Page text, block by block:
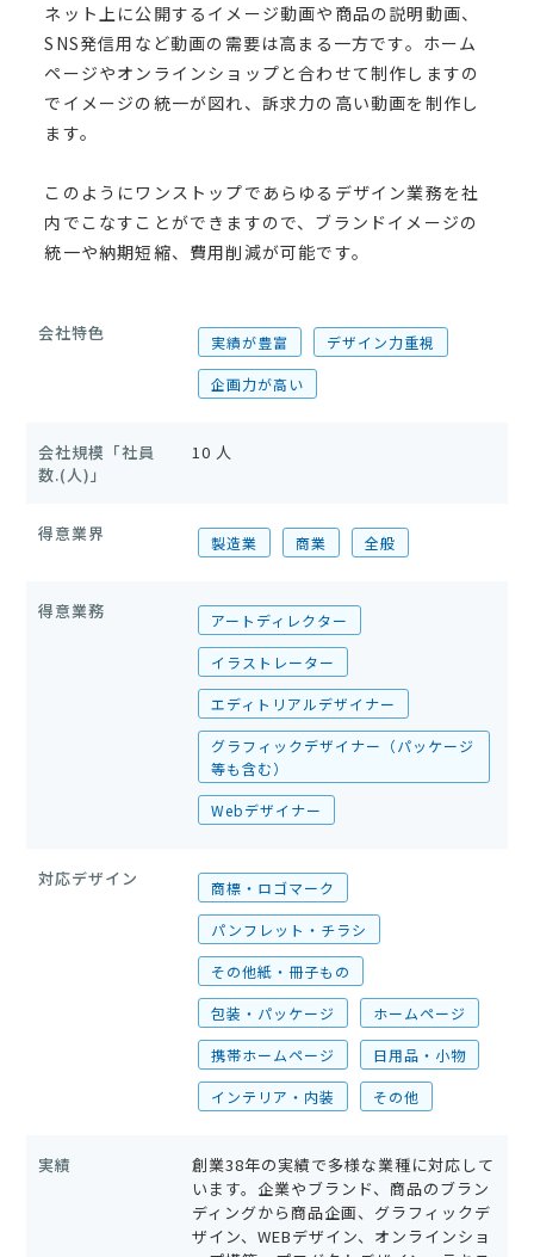
ネット上に公開するイメージ動画や商品の説明動画、
SNS発信用など動画の需要は高まる一方です。ホーム
ページやオンラインショップと合わせて制作しますの
でイメージの統一が図れ、訴求力の高い動画を制作し
ます。
このようにワンストップであらゆるデザイン業務を社
内でこなすことができますので、ブランドイメージの
統一や納期短縮、費用削減が可能です。
会社特色 実績が豊富 デザイン力重視
企画力が高い
会社規模「社員
数.(人)」
10 人
得意業界 製造業 商業 全般
得意業務 アートディレクター
イラストレーター
エディトリアルデザイナー
グラフィックデザイナー（パッケージ
等も含む）
Webデザイナー
対応デザイン 商標・ロゴマーク
パンフレット・チラシ
その他紙・冊子もの
包装・パッケージ ホームページ
携帯ホームページ 日用品・小物
インテリア・内装 その他
実績
創業38年の実績で多様な業種に対応して
います。企業やブランド、商品のブラン
ディングから商品企画、グラフィックデ
ザイン、WEBデザイン、オンラインショ